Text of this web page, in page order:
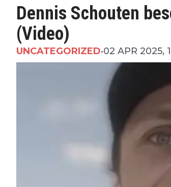
Dennis Schouten
(Video)
UNCATEGORIZED•02 APR 2025,